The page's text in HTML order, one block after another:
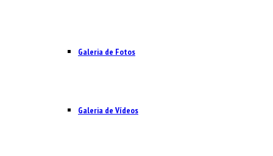
Galeria de Fotos
Galeria de Vídeos